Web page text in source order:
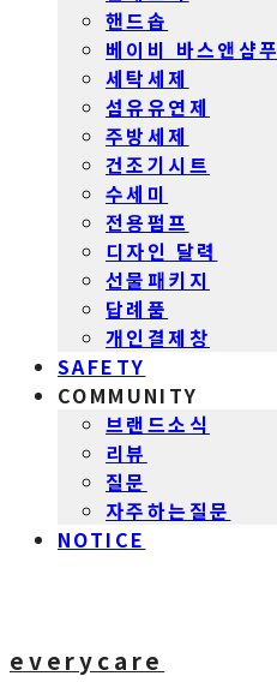
핸드솝
베이비 바스앤샴푸
세탁세제
섬유유연제
주방세제
건조기시트
수세미
전용펌프
디자인 달력
선물패키지
답례품
개인결제창
SAFETY
COMMUNITY
브랜드소식
리뷰
질문
자주하는질문
NOTICE
everycare